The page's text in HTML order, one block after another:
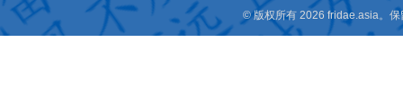
© 版权所有 2026 fridae.asia。